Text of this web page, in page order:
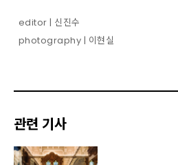
editor | 신진수
photography | 이현실
관련 기사